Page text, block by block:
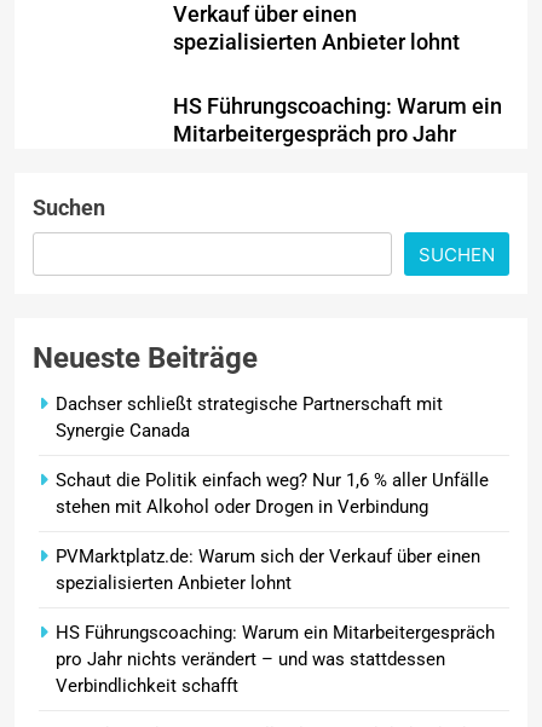
Verkauf über einen
spezialisierten Anbieter lohnt
HS Führungscoaching: Warum ein
Mitarbeitergespräch pro Jahr
Wenn jede Minute zählt: Wie
Notfalllogistik neu denkt
Suchen
SUCHEN
Neueste Beiträge
Dachser schließt strategische Partnerschaft mit
Synergie Canada
Schaut die Politik einfach weg? Nur 1,6 % aller Unfälle
stehen mit Alkohol oder Drogen in Verbindung
PVMarktplatz.de: Warum sich der Verkauf über einen
spezialisierten Anbieter lohnt
HS Führungscoaching: Warum ein Mitarbeitergespräch
pro Jahr nichts verändert – und was stattdessen
Verbindlichkeit schafft